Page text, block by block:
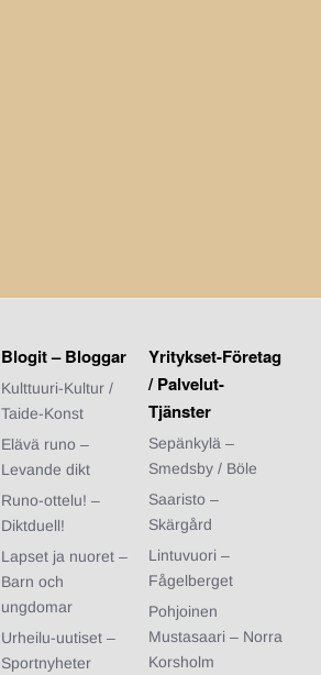
Blogit – Bloggar
Kulttuuri-Kultur /
Taide-Konst
Elävä runo –
Levande dikt
Runo-ottelu! –
Diktduell!
Lapset ja nuoret –
Barn och
ungdomar
Urheilu-uutiset –
Sportnyheter
Yritykset-Företag
/ Palvelut-
Tjänster
Sepänkylä –
Smedsby / Böle
Saaristo –
Skärgård
Lintuvuori –
Fågelberget
Pohjoinen
Mustasaari – Norra
Korsholm